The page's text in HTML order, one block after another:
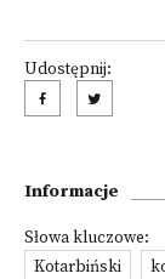
Udostępnij:
Informacje
Słowa kluczowe:
Kotarbiński